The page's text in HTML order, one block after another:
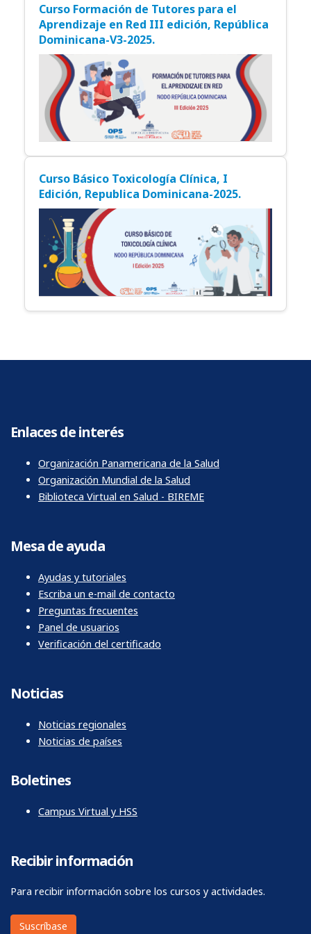
Curso Formación de Tutores para el
Aprendizaje en Red III edición, República
Dominicana-V3-2025.
Curso Básico Toxicología Clínica, I
Edición, Republica Dominicana-2025.
Enlaces de interés
Organización Panamericana de la Salud
Organización Mundial de la Salud
Biblioteca Virtual en Salud - BIREME
Mesa de ayuda
Ayudas y tutoriales
Escriba un e-mail de contacto
Preguntas frecuentes
Panel de usuarios
Verificación del certificado
Noticias
Noticias regionales
Noticias de países
Boletines
Campus Virtual y HSS
Recibir información
Para recibir información sobre los cursos y actividades.
Suscríbase